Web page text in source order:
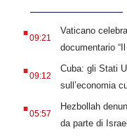
.09:21
Vaticano
documentario
.09:12
Cuba: gli Stati
sull’economia
.05:57
Hezbollah
da parte di